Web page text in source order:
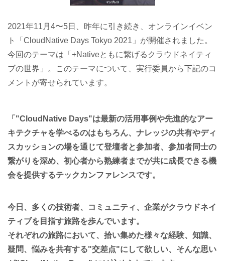
2021年11月4〜5日、昨年に引き続き、オンラインイベン
ト「CloudNative Days Tokyo 2021」が開催されました。
今回のテーマは「+Nativeともに繋げるクラウドネイティ
ブの世界」。このテーマについて、実行委員から下記のコ
メントが寄せられています。
「"CloudNative Days"は最新の活用事例や先進的なアー
キテクチャを学べるのはもちろん、ナレッジの共有やディ
スカッションの場を通じて登壇者と参加者、参加者同士の
繋がりを深め、初心者から熟練者までが共に成長できる機
会を提供するテックカンファレンスです。
今日、多くの技術者、コミュニティ、企業がクラウドネイ
ティブを目指す旅路を歩んでいます。
それぞれの旅路において、拾い集めた様々な経験、知識、
疑問、悩みを共有する"交差点"にして欲しい、そんな思い